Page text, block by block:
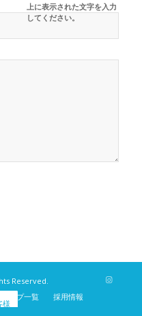
上に表示された文字を入力
してください。
Reserved.
ョップ一覧 採用情報
様